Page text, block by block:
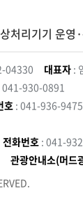
처리기기 운영
04330 대표자 :
041-930-0891
호 : 041-936-9475
전화번호 : 041-
관광안내소(머드